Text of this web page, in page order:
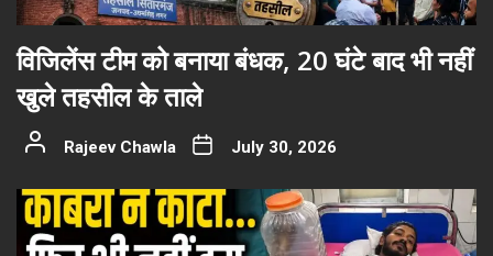
विजिलेंस टीम को बनाया बंधक, 20 घंटे बाद भी नहीं
खुले तहसील के ताले
Rajeev Chawla July 30, 2026